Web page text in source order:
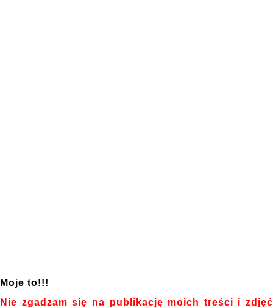
Moje to!!!
Nie zgadzam się na publikację moich treści i zdjęć